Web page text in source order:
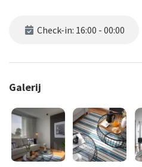
Check-in: 16:00 - 00:00
Galerij